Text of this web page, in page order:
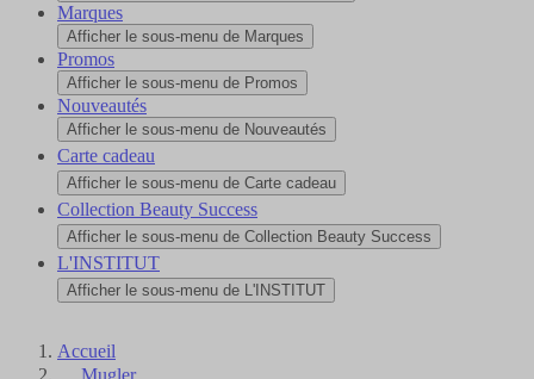
Marques
Afficher le sous-menu de Marques
Promos
Afficher le sous-menu de Promos
Nouveautés
Afficher le sous-menu de Nouveautés
Carte cadeau
Afficher le sous-menu de Carte cadeau
Collection Beauty Success
Afficher le sous-menu de Collection Beauty Success
L'INSTITUT
Afficher le sous-menu de L'INSTITUT
Accueil
Mugler